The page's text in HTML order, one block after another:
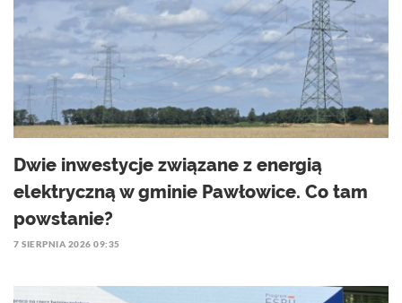
Dwie inwestycje związane z energią
elektryczną w gminie Pawłowice. Co tam
powstanie?
7 SIERPNIA 2026 09:35